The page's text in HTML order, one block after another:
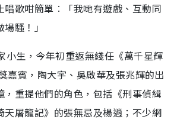
唱歌咁簡單︰「我哋有遊戲、互動同
騷！」
小生，今年初重返無綫任《萬千星輝
嘉賓，陶大宇、吳啟華及張兆輝的出
，重提他們的角色，包括《刑事偵緝
天屠龍記》的張無忌及楊逍；不少網